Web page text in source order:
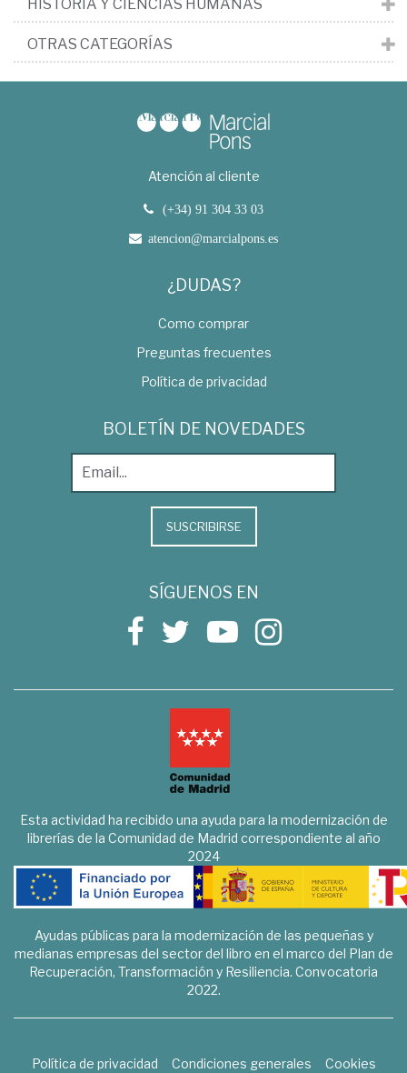
HISTORIA Y CIENCIAS HUMANAS
OTRAS CATEGORÍAS
Atención al cliente
(+34) 91 304 33 03
atencion@marcialpons.es
¿DUDAS?
Como comprar
Preguntas frecuentes
Política de privacidad
BOLETÍN DE NOVEDADES
SUSCRIBIRSE
SÍGUENOS EN
Esta actividad ha recibido una ayuda para la modernización de
librerías de la Comunidad de Madrid correspondiente al año
2024
Ayudas públicas para la modernización de las pequeñas y
medianas empresas del sector del libro en el marco del Plan de
Recuperación, Transformación y Resiliencia. Convocatoria
2022.
Política de privacidad Condiciones generales
Cookies